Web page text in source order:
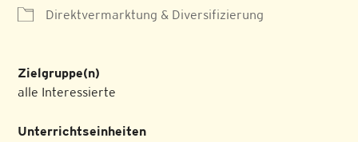
Direktvermarktung & Diversifizierung
Zielgruppe(n)
alle Interessierte
Unterrichtseinheiten